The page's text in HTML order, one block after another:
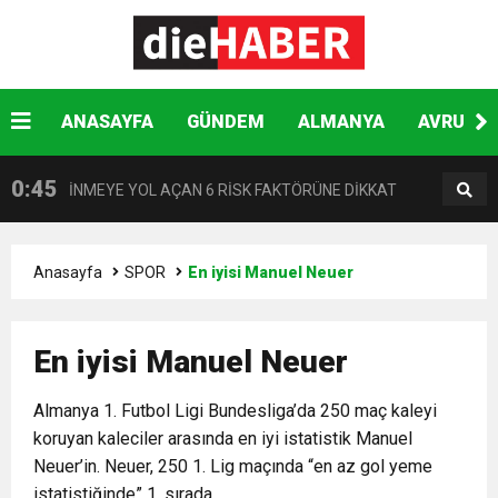
ANASAYFA GÜNDEM ALMANYA AVRUPA
BULUŞUYOR
“Almanya’da Zorbalığa Uğradım, Türkiye’de
Ötekileştirildim”
10:35 AJet Avrupa’da hedef büyütüyor
0:45 İNMEYE YOL AÇAN 6 RİSK FAKTÖRÜNE DİKKAT
0:17 HARON STONE VE GAYE DONAY ZAFER İŞARETİ
Anasayfa SPOR En iyisi Manuel Neuer
En iyisi Manuel Neuer
Almanya 1. Futbol Ligi Bundesliga’da 250 maç kaleyi
koruyan kaleciler arasında en iyi istatistik Manuel
Neuer’in. Neuer, 250 1. Lig maçında “en az gol yeme